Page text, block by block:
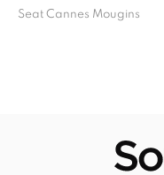
Seat Cannes Mougins